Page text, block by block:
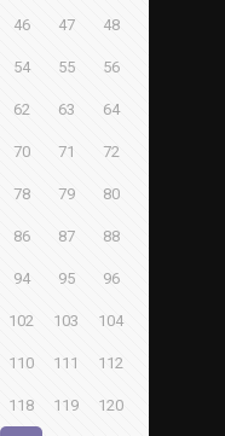
46 47 48
54 55 56
62 63 64
70 71 72
78 79 80
86 87 88
94 95 96
102 103 104
110 111 112
118 119 120